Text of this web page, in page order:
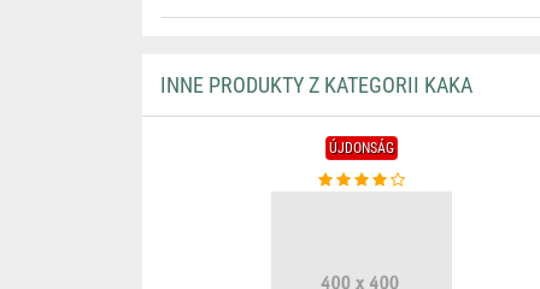
INNE PRODUKTY Z KATEGORII KAKA
ÚJDONSÁG